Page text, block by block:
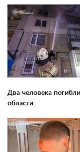
Два человека
области